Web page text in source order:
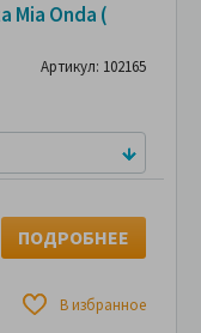
Mia Onda (
Артикул: 102165
В избранное
ПОДРОБНЕЕ